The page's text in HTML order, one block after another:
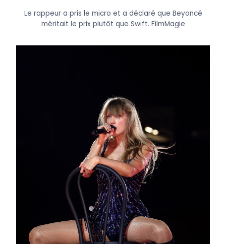
Le rappeur a pris le micro et a déclaré que Beyoncé
méritait le prix plutôt que Swift. FilmMagie